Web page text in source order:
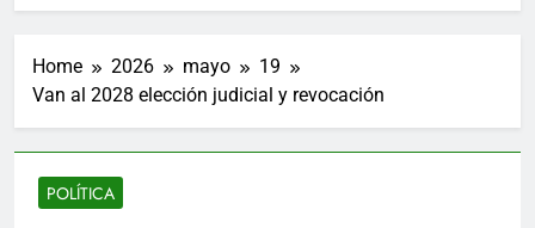
Home 2026 mayo
19
Van al 2028 elección judicial y revocación
POLÍTICA